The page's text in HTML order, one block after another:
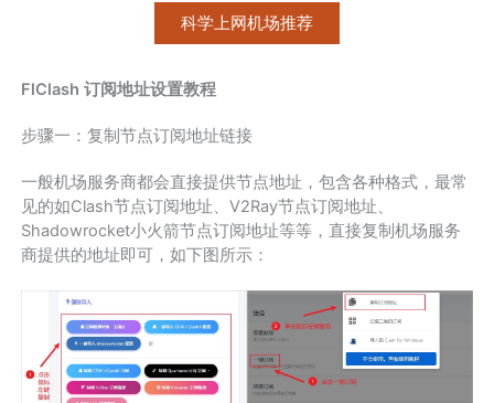
科学上网机场推荐
FlClash 订阅地址设置教程
步骤一：复制节点订阅地址链接
一般机场服务商都会直接提供节点地址，包含各种格式，最常
见的如Clash节点订阅地址、V2Ray节点订阅地址、
Shadowrocket小火箭节点订阅地址等等，直接复制机场服务
商提供的地址即可，如下图所示：